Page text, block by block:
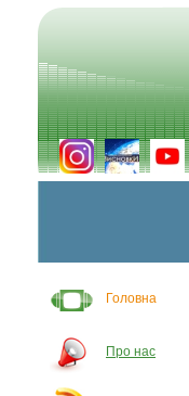
Головна
Про нас